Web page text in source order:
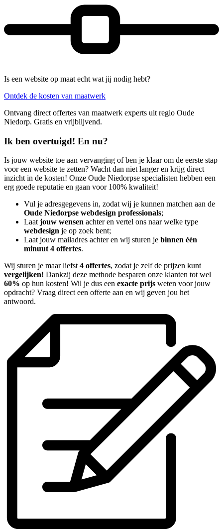
Is een website op maat echt wat jij nodig hebt?
Ontdek de kosten van maatwerk
Ontvang direct offertes van maatwerk experts uit regio Oude
Niedorp. Gratis en vrijblijvend.
Ik ben overtuigd! En nu?
Is jouw website toe aan vervanging of ben je klaar om de eerste stap
voor een website te zetten? Wacht dan niet langer en krijg direct
inzicht in de kosten! Onze Oude Niedorpse specialisten hebben een
erg goede reputatie en gaan voor 100% kwaliteit!
Vul je adresgegevens in, zodat wij je kunnen matchen aan de
Oude Niedorpse webdesign professionals;
Laat jouw wensen achter en vertel ons naar welke type
webdesign je op zoek bent;
Laat jouw mailadres achter en wij sturen je binnen één
minuut 4 offertes.
Wij sturen je maar liefst 4 offertes, zodat je zelf de prijzen kunt
vergelijken! Dankzij deze methode besparen onze klanten tot wel
60% op hun kosten! Wil je dus een exacte prijs weten voor jouw
opdracht? Vraag direct een offerte aan en wij geven jou het
antwoord.